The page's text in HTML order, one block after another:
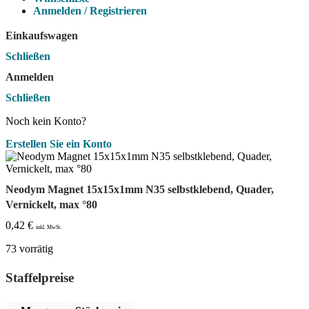
Anmelden / Registrieren
Einkaufswagen
Schließen
Anmelden
Schließen
Noch kein Konto?
Erstellen Sie ein Konto
Neodym Magnet 15x15x1mm N35 selbstklebend, Quader,
Vernickelt, max °80
0,42 € inkl. MwSt.
73 vorrätig
Staffelpreise